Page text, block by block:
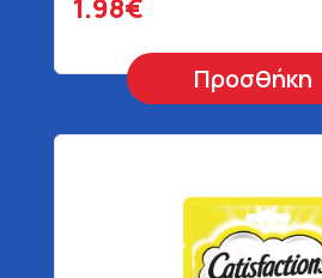
1.98€
Προσθήκη